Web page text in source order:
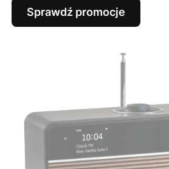
Sprawdź promocje